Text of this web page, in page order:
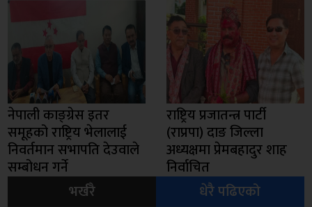
नेपाली काङ्ग्रेस इतर
समूहको राष्ट्रिय भेलालाई
निवर्तमान सभापति देउवाले
सम्बोधन गर्ने
राष्ट्रिय प्रजातन्त्र पार्टी
(राप्रपा) दाङ जिल्ला
अध्यक्षमा प्रेमबहादुर शाह
निर्वाचित
भर्खरै
धेरै पढिएको